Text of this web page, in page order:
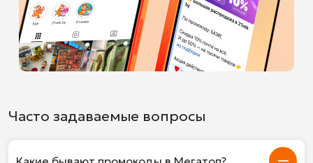
Часто задаваемые вопросы